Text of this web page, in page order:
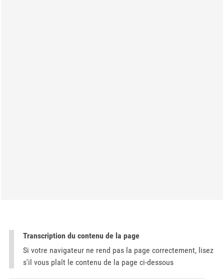
Transcription du contenu de la page
Si votre navigateur ne rend pas la page correctement, lisez
s'il vous plaît le contenu de la page ci-dessous